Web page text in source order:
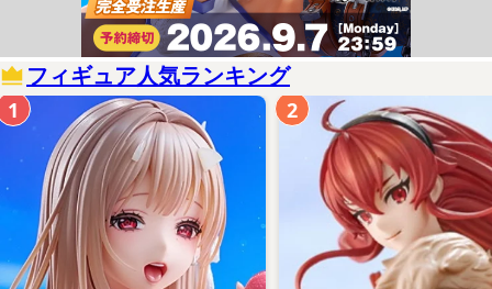
フィギュア人気ランキング
1 2